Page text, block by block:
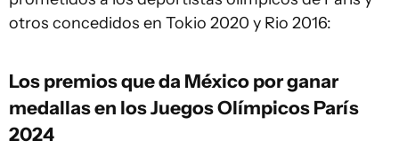
otros concedidos en Tokio 2020 y Rio 2016:
Los premios que da México por ganar
medallas en los Juegos Olímpicos París
2024